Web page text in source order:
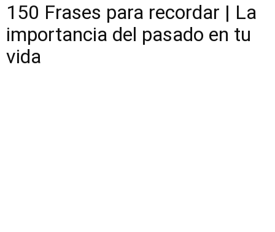
150 Frases para recordar | La
importancia del pasado en tu
vida